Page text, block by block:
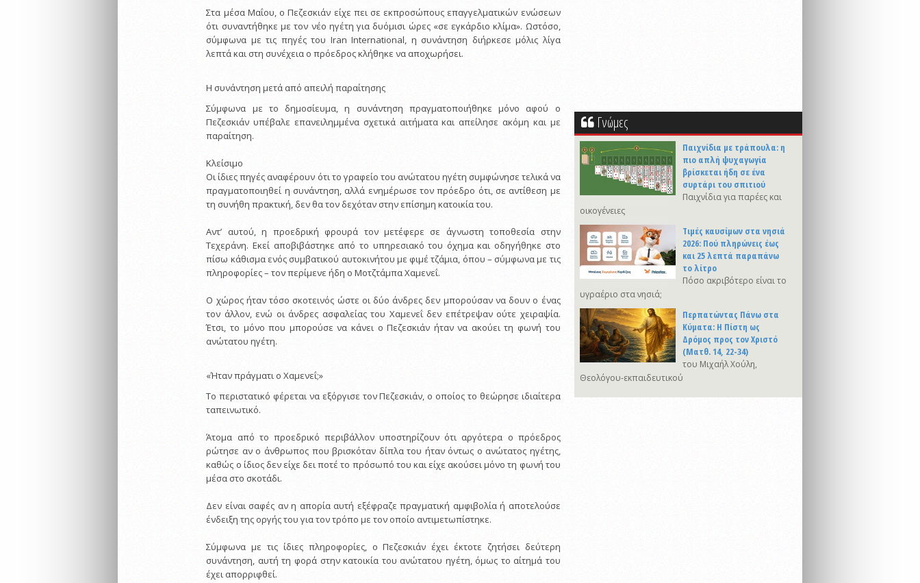
Στα μέσα Μαΐου, ο Πεζεσκιάν είχε πει σε εκπροσώπους επαγγελματικών ενώσεων
ότι συναντήθηκε με τον νέο ηγέτη για δυόμισι ώρες «σε εγκάρδιο κλίμα». Ωστόσο,
σύμφωνα με τις πηγές του Iran International, η συνάντηση διήρκεσε μόλις λίγα
λεπτά και στη συνέχεια ο πρόεδρος κλήθηκε να αποχωρήσει.
Η συνάντηση μετά από απειλή παραίτησης
Σύμφωνα με το δημοσίευμα, η συνάντηση πραγματοποιήθηκε μόνο αφού ο
Πεζεσκιάν υπέβαλε επανειλημμένα σχετικά αιτήματα και απείλησε ακόμη και με
παραίτηση.
Κλείσιμο
Οι ίδιες πηγές αναφέρουν ότι το γραφείο του ανώτατου ηγέτη συμφώνησε τελικά να
πραγματοποιηθεί η συνάντηση, αλλά ενημέρωσε τον πρόεδρο ότι, σε αντίθεση με
τη συνήθη πρακτική, δεν θα τον δεχόταν στην επίσημη κατοικία του.
Αντ’ αυτού, η προεδρική φρουρά τον μετέφερε σε άγνωστη τοποθεσία στην
Τεχεράνη. Εκεί αποβιβάστηκε από το υπηρεσιακό του όχημα και οδηγήθηκε στο
πίσω κάθισμα ενός συμβατικού αυτοκινήτου με φιμέ τζάμια, όπου – σύμφωνα με τις
πληροφορίες – τον περίμενε ήδη ο Μοτζτάμπα Χαμενεΐ.
Ο χώρος ήταν τόσο σκοτεινός ώστε οι δύο άνδρες δεν μπορούσαν να δουν ο ένας
τον άλλον, ενώ οι άνδρες ασφαλείας του Χαμενεΐ δεν επέτρεψαν ούτε χειραψία.
Έτσι, το μόνο που μπορούσε να κάνει ο Πεζεσκιάν ήταν να ακούει τη φωνή του
ανώτατου ηγέτη.
«Ήταν πράγματι ο Χαμενεΐ;»
Το περιστατικό φέρεται να εξόργισε τον Πεζεσκιάν, ο οποίος το θεώρησε ιδιαίτερα
ταπεινωτικό.
Άτομα από το προεδρικό περιβάλλον υποστηρίζουν ότι αργότερα ο πρόεδρος
ρώτησε αν ο άνθρωπος που βρισκόταν δίπλα του ήταν όντως ο ανώτατος ηγέτης,
καθώς ο ίδιος δεν είχε δει ποτέ το πρόσωπό του και είχε ακούσει μόνο τη φωνή του
μέσα στο σκοτάδι.
Δεν είναι σαφές αν η απορία αυτή εξέφραζε πραγματική αμφιβολία ή αποτελούσε
ένδειξη της οργής του για τον τρόπο με τον οποίο αντιμετωπίστηκε.
Σύμφωνα με τις ίδιες πληροφορίες, ο Πεζεσκιάν έχει έκτοτε ζητήσει δεύτερη
συνάντηση, αυτή τη φορά στην κατοικία του ανώτατου ηγέτη, όμως το αίτημά του
έχει απορριφθεί.
Γνώμες
Παιχνίδια με τράπουλα: η
πιο απλή ψυχαγωγία
βρίσκεται ήδη σε ένα
συρτάρι του σπιτιού
Παιχνίδια για παρέες και
οικογένειες
Τιμές καυσίμων στα νησιά
2026: Πού πληρώνεις έως
και 25 λεπτά παραπάνω
το λίτρο
Πόσο ακριβότερο είναι το
υγραέριο στα νησιά;
Περπατώντας Πάνω στα
Κύματα: Η Πίστη ως
Δρόμος προς τον Χριστό
(Ματθ. 14, 22-34)
του Μιχαήλ Χούλη,
Θεολόγου-εκπαιδευτικού